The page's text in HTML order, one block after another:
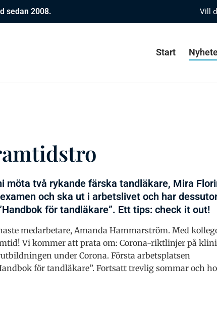
sedan 2008. Vill
Start
möta två rykande färska tandläkare, Mira
och ska ut i arbetslivet och har
för tandläkare”. Ett tips: check it out!
medarbetare, Amanda Hammarström. Med
Vi kommer att prata om: Corona-riktlinjer på
under Corona. Första arbetsplatsen
för tandläkare”. Fortsatt trevlig sommar och